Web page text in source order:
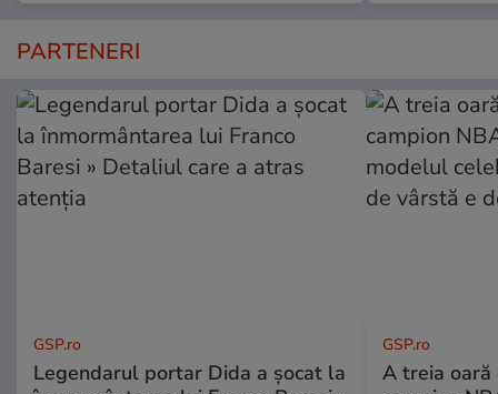
PARTENERI
GSP.ro
Legendarul portar Dida a șocat la
GSP.ro
A treia oară